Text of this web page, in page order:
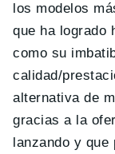
los modelos
que ha logrado
como su
calidad/
alternativa de
gracias a la
lanzando y